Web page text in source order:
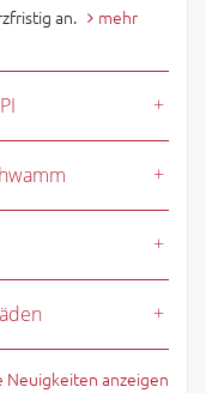
an.
mehr
Neuigkeiten anzeigen